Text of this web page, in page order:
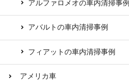
アルファロメオの車内清掃事例
アバルトの車内清掃事例
フィアットの車内清掃事例
アメリカ車